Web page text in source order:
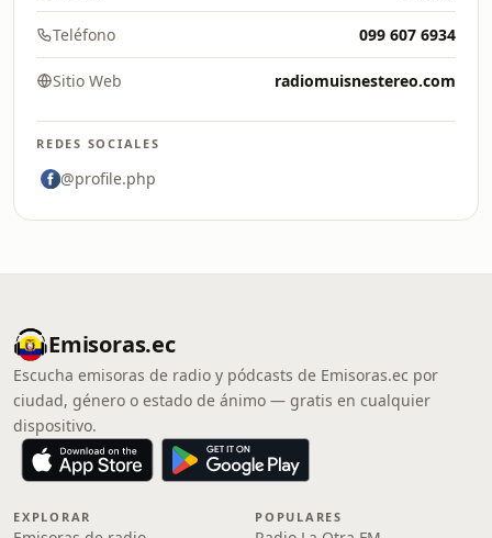
Teléfono 099 607 6934
Sitio Web radiomuisnestereo.com
REDES SOCIALES
@profile.php
Emisoras.ec
Escucha emisoras de radio y pódcasts de Emisoras.ec por
ciudad, género o estado de ánimo — gratis en cualquier
dispositivo.
EXPLORAR POPULARES